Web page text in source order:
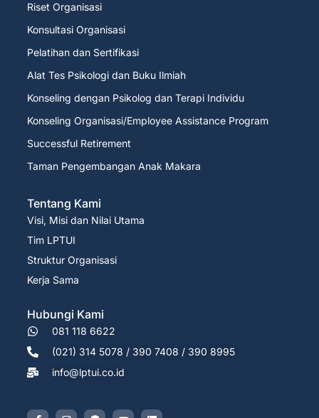
Riset Organisasi
Konsultasi Organisasi
Pelatihan dan Sertifikasi
Alat Tes Psikologi dan Buku Ilmiah
Konseling dengan Psikolog dan Terapi Individu
Konseling Organisasi/Employee Assistance Program
Successful Retirement
Taman Pengembangan Anak Makara
Tentang Kami
Visi, Misi dan Nilai Utama
Tim LPTUI
Struktur Organisasi
Kerja Sama
Hubungi Kami
081 118 6622
(021) 314 5078 / 390 7408 / 390 8995
info@lptui.co.id